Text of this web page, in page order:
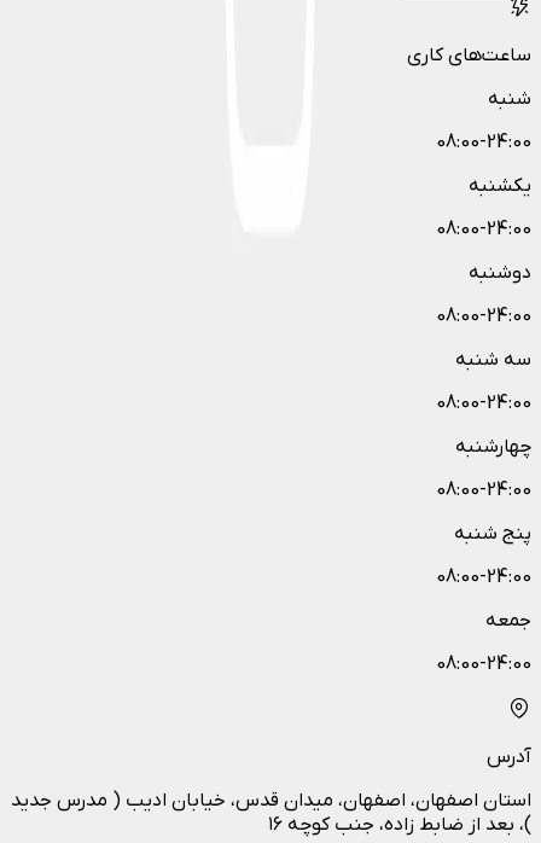
ساعت‌های کاری
شنبه
08:00-24:00
یکشنبه
08:00-24:00
دوشنبه
08:00-24:00
سه شنبه
08:00-24:00
چهارشنبه
08:00-24:00
پنج شنبه
08:00-24:00
جمعه
08:00-24:00
آدرس
استان اصفهان، اصفهان، میدان قدس، خیابان ادیب ( مدرس جدید
)، بعد از ضابط زاده، جنب کوچه ۱۶